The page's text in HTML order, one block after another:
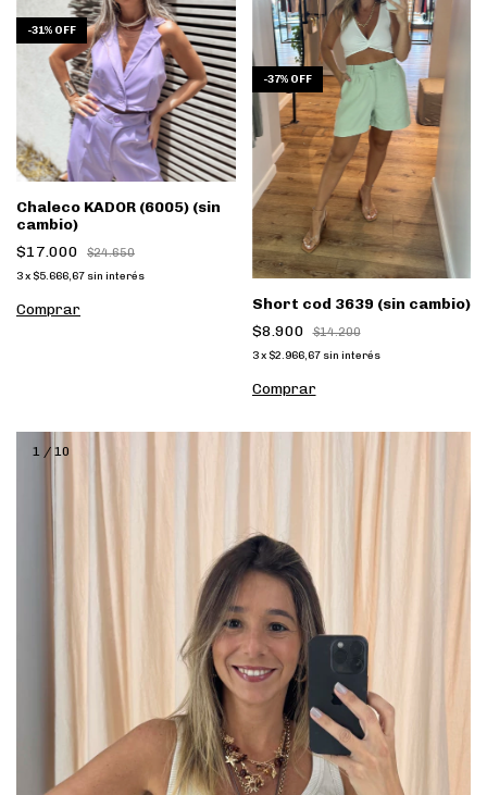
-31% OFF
Chaleco KADOR (6005) (sin
cambio)
$17.000
$24.650
3x $5.666,67 sin interés
Comprar
-37% OFF
Short cod 3639 (sin cambio)
$8.900
$14.200
3 x $2.966,67 sin interés
Comprar
1 / 10